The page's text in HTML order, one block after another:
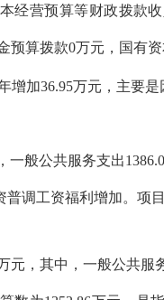
经营预算等财政拨款
预算拨款0万元，国有
增加36.95万元，主要
一般公共服务支出
调工资福利增加。项
元，其中，一般公共